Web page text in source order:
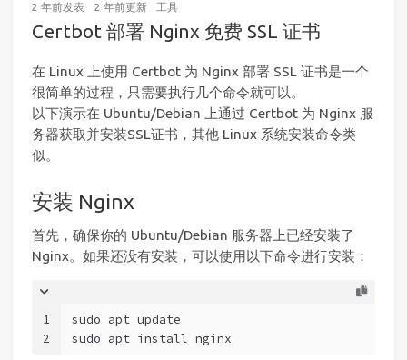
2 年前发表 2 年前更新 工具
Certbot 部署 Nginx 免费 SSL 证书
在 Linux 上使用 Certbot 为 Nginx 部署 SSL 证书是一个
很简单的过程，只需要执行几个命令就可以。
以下演示在 Ubuntu/Debian 上通过 Certbot 为 Nginx 服
务器获取并安装SSL证书，其他 Linux 系统安装命令类
似。
安装 Nginx
首先，确保你的 Ubuntu/Debian 服务器上已经安装了
Nginx。如果还没有安装，可以使用以下命令进行安装：
1
2
sudo apt update
sudo apt install nginx